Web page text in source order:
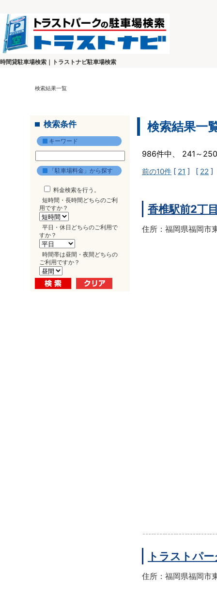
時間貸駐車場検索｜トラストナビ駐車場検索
検索結果一覧
検索条件
キーワード
「駐車場料金」から探す
料金検索を行う。
短時間・長時間どちらのご利
用ですか？
平日・休日どちらのご利用で
すか？
時間帯は昼間・夜間どちらの
ご利用ですか？
検索結果一
986件中、 241～
前の10件 [ 21 ] [ 22 ]
香椎駅前2丁
住所：福岡県福岡市
トラストパ
住所：福岡県福岡市